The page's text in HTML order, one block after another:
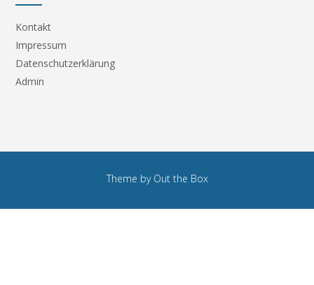
Kontakt
Impressum
Datenschutzerklärung
Admin
Theme by Out the Box